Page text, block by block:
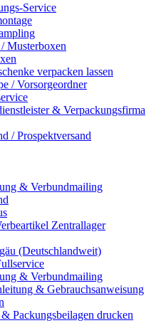
Service
Musterboxen
verpacken lassen
/ Vorsorgeordner
& Verpackungsfirma
/ Prospektversand
& Verbundmailing
Zentrallager
(Deutschlandweit)
& Verbundmailing
& Gebrauchsanweisung
Packungsbeilagen drucken